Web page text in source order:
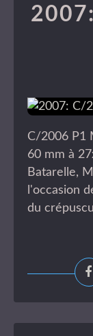
C/2006 P1
60 mm à
Batarelle,
l'occasion
du